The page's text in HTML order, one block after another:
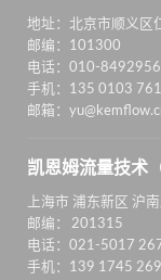
地址：北京市顺义区
邮编：101300
电话：010-
手机：135 0103
邮箱：
凯恩姆流量技术
上海市 浦东新区 沪
邮编： 201315
电话：021-5017
手机：139 1745